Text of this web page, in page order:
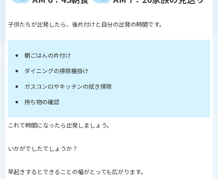
子供たちが出発したら、後片付けと自分の出発の時間です。
朝ごはんの片付け
ダイニングの掃除機掛け
ガスコンロやキッチンの拭き掃除
持ち物の確認
これで時間になったら出発しましょう。
いかがでしたでしょうか？
早起きするとできることの幅がとっても広がります。